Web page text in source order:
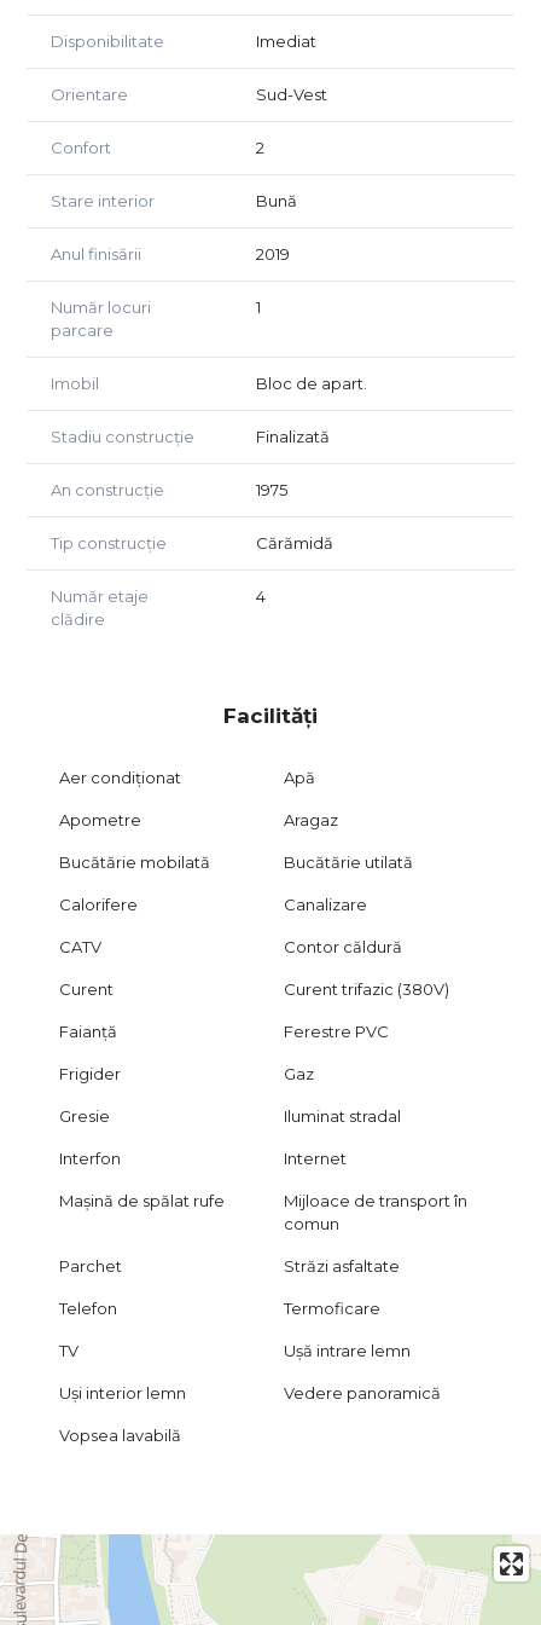
Disponibilitate Imediat
Orientare Sud-Vest
Confort 2
Stare interior Bună
Anul finisării 2019
Număr locuri
parcare
1
Imobil Bloc de apart.
Stadiu construcție Finalizată
An construcție 1975
Tip construcție Cărămidă
Număr etaje
clădire
4
Facilități
Aer condiționat Apă
Apometre Aragaz
Bucătărie mobilată Bucătărie utilată
Calorifere Canalizare
CATV Contor căldură
Curent Curent trifazic (380V)
Faianță Ferestre PVC
Frigider Gaz
Gresie Iluminat stradal
Interfon Internet
Mașină de spălat rufe
Mijloace de transport în
comun
Parchet Străzi asfaltate
Telefon Termoficare
TV Ușă intrare lemn
Uși interior lemn Vedere panoramică
Vopsea lavabilă